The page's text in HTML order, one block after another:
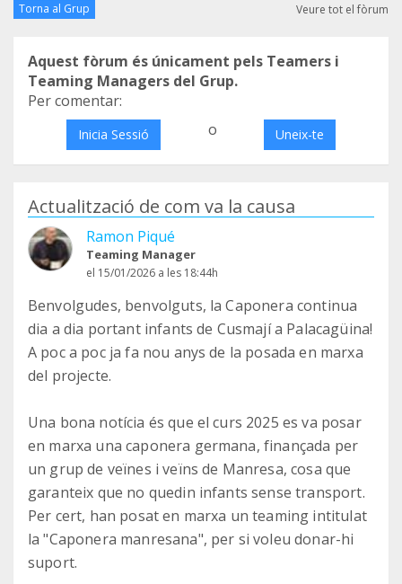
Torna al Grup Veure tot el fòrum
Aquest fòrum és únicament pels Teamers i
Teaming Managers del Grup.
Per comentar:
Inicia Sessió o Uneix-te
Actualització de com va la causa
Ramon Piqué
Teaming Manager
el 15/01/2026 a les 18:44h
Benvolgudes, benvolguts, la Caponera continua
dia a dia portant infants de Cusmají a Palacagüina!
A poc a poc ja fa nou anys de la posada en marxa
del projecte.
Una bona notícia és que el curs 2025 es va posar
en marxa una caponera germana, finançada per
un grup de veïnes i veïns de Manresa, cosa que
garanteix que no quedin infants sense transport.
Per cert, han posat en marxa un teaming intitulat
la "Caponera manresana", per si voleu donar-hi
suport.